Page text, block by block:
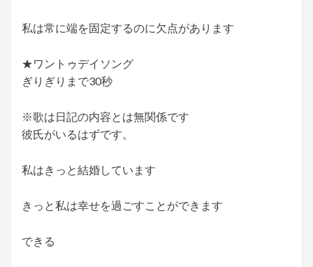
私は常に端を固定するのに欠点があります
★ワントゥデイソング
ぎりぎりまで30秒
※歌は日記の内容とは無関係です
彼氏がいるはずです。
私はきっと結婚しています
きっと私は幸せを過ごすことができます
できる